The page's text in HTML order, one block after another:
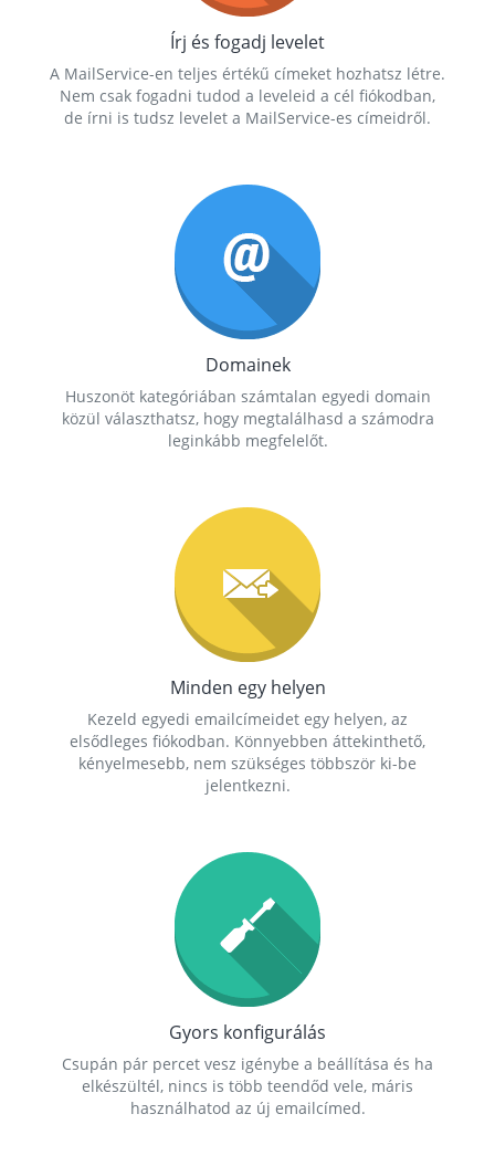
Írj és fogadj levelet
A MailService-en teljes értékű címeket hozhatsz létre.
Nem csak fogadni tudod a leveleid a cél fiókodban,
de írni is tudsz levelet a MailService-es címeidről.
Domainek
Huszonöt kategóriában számtalan egyedi domain
közül választhatsz, hogy megtalálhasd a számodra
leginkább megfelelőt.
Minden egy helyen
Kezeld egyedi emailcímeidet egy helyen, az
elsődleges fiókodban. Könnyebben áttekinthető,
kényelmesebb, nem szükséges többször ki-be
jelentkezni.
Gyors konfigurálás
Csupán pár percet vesz igénybe a beállítása és ha
elkészültél, nincs is több teendőd vele, máris
használhatod az új emailcímed.